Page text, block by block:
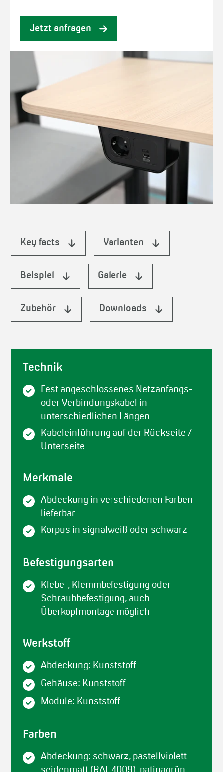
Jetzt anfragen
Key facts Varianten
Beispiel Galerie
Zubehör Downloads
Technik
Fest angeschlossenes Netzanfangs-
oder Verbindungskabel in
unterschiedlichen Längen
Kabeleinführung auf der Rückseite /
Unterseite
Merkmale
Abdeckung in verschiedenen Farben
lieferbar
Korpus in signalweiß oder schwarz
Befestigungsarten
Klebe-, Klemmbefestigung oder
Schraubbefestigung, auch
Überkopfmontage möglich
Werkstoff
Abdeckung: Kunststoff
Gehäuse: Kunststoff
Module: Kunststoff
Farben
Abdeckung: schwarz, pastellviolett
seidenmatt (RAL 4009), patinagrün